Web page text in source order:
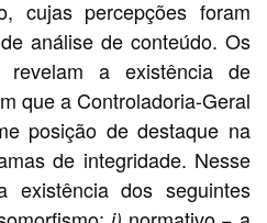
cujas percepções foram
análise de conteúdo. Os
revelam a existência de
que a Controladoria-Geral
posição de destaque na
de integridade. Nesse
existência dos seguintes